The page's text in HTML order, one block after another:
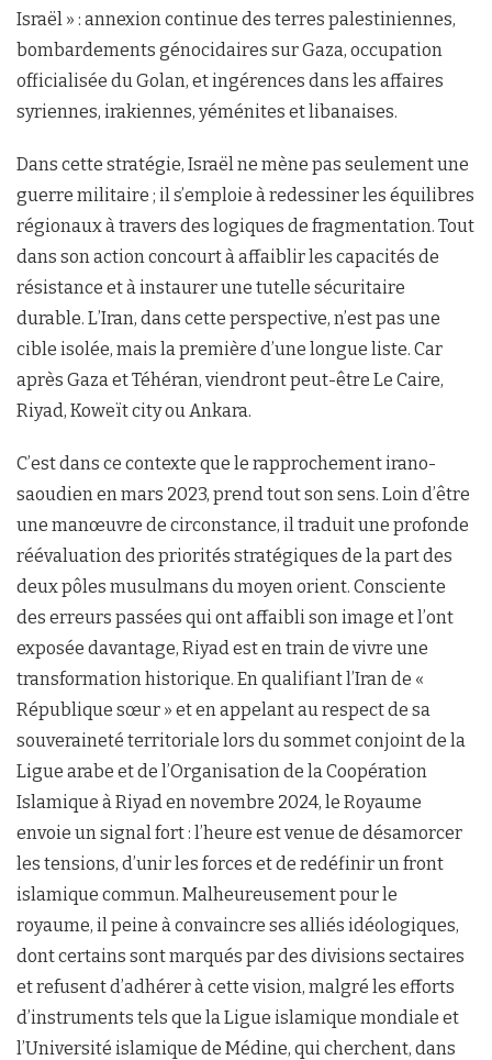
Israël » : annexion continue des terres palestiniennes,
bombardements génocidaires sur Gaza, occupation
officialisée du Golan, et ingérences dans les affaires
syriennes, irakiennes, yéménites et libanaises.
Dans cette stratégie, Israël ne mène pas seulement une
guerre militaire ; il s’emploie à redessiner les équilibres
régionaux à travers des logiques de fragmentation. Tout
dans son action concourt à affaiblir les capacités de
résistance et à instaurer une tutelle sécuritaire
durable. L’Iran, dans cette perspective, n’est pas une
cible isolée, mais la première d’une longue liste. Car
après Gaza et Téhéran, viendront peut-être Le Caire,
Riyad, Koweït city ou Ankara.
C’est dans ce contexte que le rapprochement irano-
saoudien en mars 2023, prend tout son sens. Loin d’être
une manœuvre de circonstance, il traduit une profonde
réévaluation des priorités stratégiques de la part des
deux pôles musulmans du moyen orient. Consciente
des erreurs passées qui ont affaibli son image et l’ont
exposée davantage, Riyad est en train de vivre une
transformation historique. En qualifiant l’Iran de «
République sœur » et en appelant au respect de sa
souveraineté territoriale lors du sommet conjoint de la
Ligue arabe et de l’Organisation de la Coopération
Islamique à Riyad en novembre 2024, le Royaume
envoie un signal fort : l’heure est venue de désamorcer
les tensions, d’unir les forces et de redéfinir un front
islamique commun. Malheureusement pour le
royaume, il peine à convaincre ses alliés idéologiques,
dont certains sont marqués par des divisions sectaires
et refusent d’adhérer à cette vision, malgré les efforts
d’instruments tels que la Ligue islamique mondiale et
l’Université islamique de Médine, qui cherchent, dans